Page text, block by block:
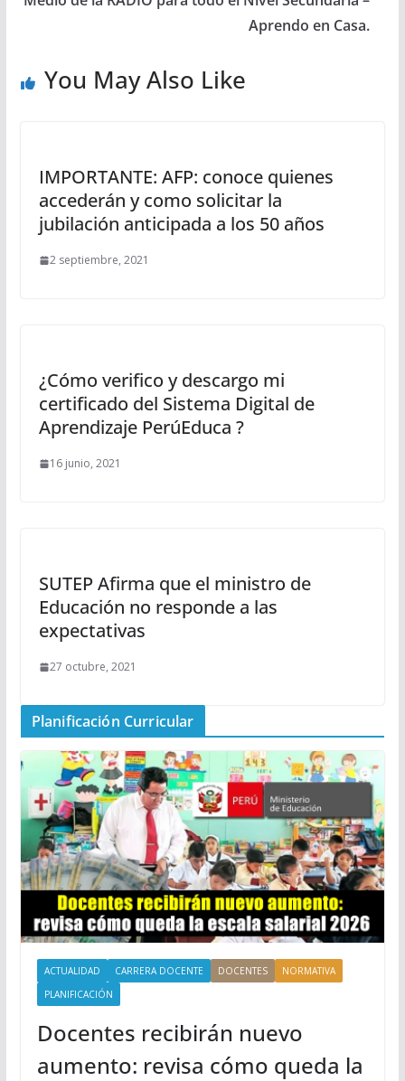
Aprendo en Casa.
You May Also Like
IMPORTANTE: AFP: conoce quienes
accederán y como solicitar la
jubilación anticipada a los 50 años
2 septiembre, 2021
¿Cómo verifico y descargo mi
certificado del Sistema Digital de
Aprendizaje PerúEduca ?
16 junio, 2021
SUTEP Afirma que el ministro de
Educación no responde a las
expectativas
27 octubre, 2021
Planificación Curricular
ACTUALIDAD CARRERA DOCENTE DOCENTES
NORMATIVA
PLANIFICACIÓN
Docentes recibirán nuevo
aumento: revisa cómo queda la